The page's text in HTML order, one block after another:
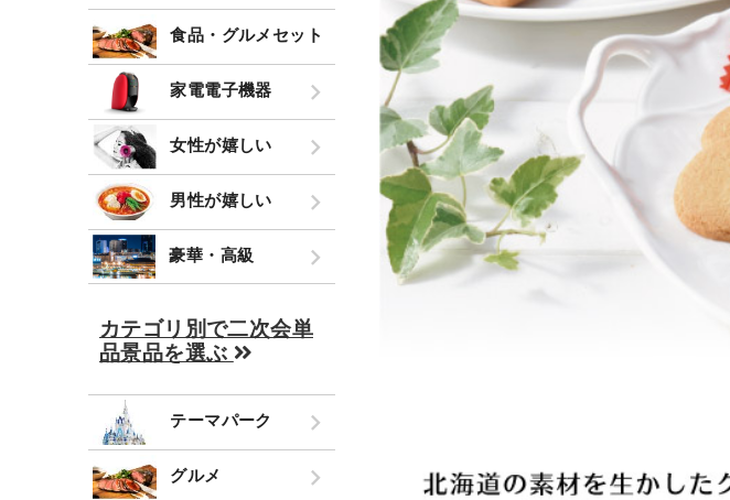
食品・グルメセット
家電電子機器
女性が嬉しい
男性が嬉しい
豪華・高級
カテゴリ別で二次会単
品景品を選ぶ
テーマパーク
グルメ